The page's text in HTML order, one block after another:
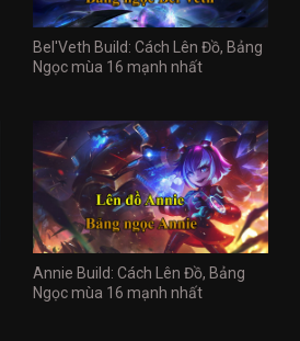
Bel'Veth Build: Cách Lên Đồ, Bảng
Ngọc mùa 16 mạnh nhất
Annie Build: Cách Lên Đồ, Bảng
Ngọc mùa 16 mạnh nhất